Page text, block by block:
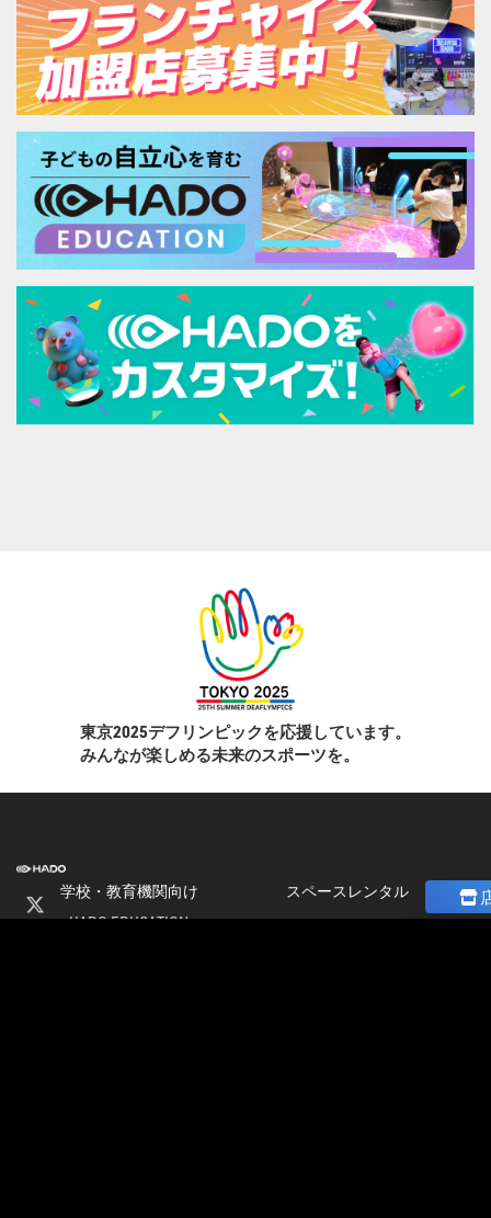
東京2025デフリンピックを応援しています。
みんなが楽しめる未来のスポーツを。
学校・教育機関向け
HADO EDUCATION
スペースレンタル